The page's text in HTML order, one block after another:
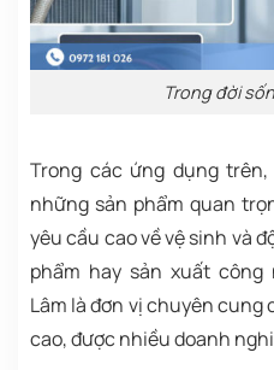
Trong đời
Trong các ứng dụng
những sản phẩm quan
yêu cầu cao về vệ sinh và
phẩm hay sản xuất công
Lâm là đơn vị chuyên
cao, được nhiều doanh